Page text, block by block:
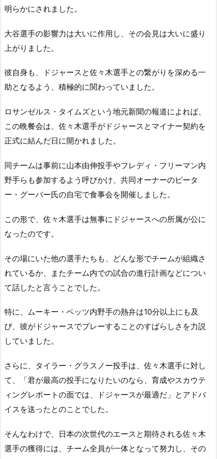
明らかにされました。
大谷選手の影響力は大いに作用し、その会見は大いに盛り
上がりました。
彼自身も、ドジャースと佐々木選手との繋がりを深める一
助となるよう、積極的に関わっていました。
ロサンゼルス・タイムズという地元新聞の報道によれば、
この晩餐会は、佐々木選手がドジャースとマイナー契約を
正式に結んだ日に開かれました。
同チームは事前に山本由伸投手やフレディ・フリーマン内
野手らも参加するよう呼びかけ、共同オーナーのピータ
ー・グーバー氏の自宅で食事会を開催しました。
この形で、佐々木選手は無事にドジャースへの所属が公に
なったのです。
その場にいた他の選手たちも、どんな形でチームが組織さ
れているか、またチーム内での試合の進行計画などについ
て話したと言うことでした。
特に、ムーキー・ベッツ内野手の熱弁は10分以上にも及
び、彼がドジャースでプレーすることのすばらしさを力説
していました。
さらに、タイラー・グラスノー投手は、佐々木選手に対し
て、「君が最高の投手になりたいのなら、育成やスカウテ
ィングレポートの面では、ドジャースが最適だ」とアドバ
イスを送ったとのことでした。
そんなわけで、日本の次世代のエースと期待される佐々木
選手の獲得には、チーム全員が一体となって努力し、その